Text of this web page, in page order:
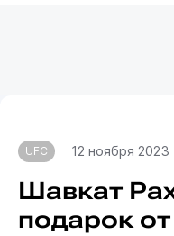
UFC 12 ноября 2023
Шавкат
подарок